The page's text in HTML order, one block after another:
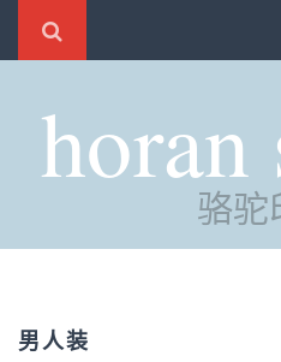
时光
评分
管理
horan
骆驼
男人装